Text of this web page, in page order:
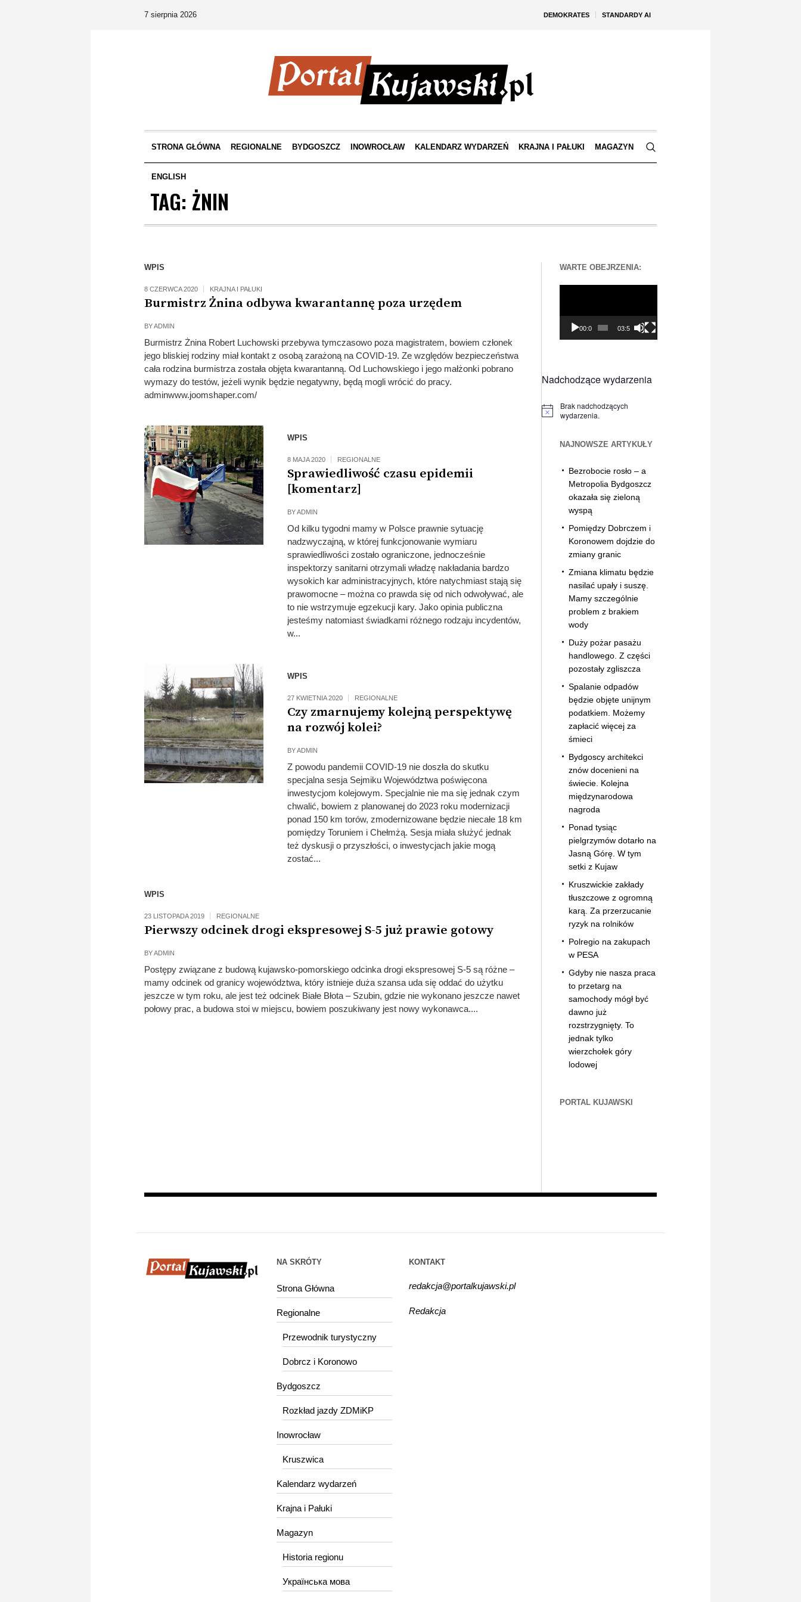
DEMOKRATES STANDARDY AI
7 sierpnia 2026
STRONA GŁÓWNA REGIONALNE BYDGOSZCZ INOWROCŁAW KALENDARZ WYDARZEŃ KRAJNA I PAŁUKI MAGAZYN
ENGLISH
TAG: ŻNIN
WPIS
8 CZERWCA 2020 KRAJNA I PAŁUKI
Burmistrz Żnina odbywa kwarantannę poza urzędem
BYADMIN
Burmistrz Żnina Robert Luchowski przebywa tymczasowo poza magistratem, bowiem członek
jego bliskiej rodziny miał kontakt z osobą zarażoną na COVID-19. Ze względów bezpieczeństwa
cała rodzina burmistrza została objęta kwarantanną. Od Luchowskiego i jego małżonki pobrano
wymazy do testów, jeżeli wynik będzie negatywny, będą mogli wrócić do pracy.
adminwww.joomshaper.com/
WPIS
8 MAJA 2020 REGIONALNE
Sprawiedliwość czasu epidemii
[komentarz]
BYADMIN
Od kilku tygodni mamy w Polsce prawnie sytuację
nadzwyczajną, w której funkcjonowanie wymiaru
sprawiedliwości zostało ograniczone, jednocześnie
inspektorzy sanitarni otrzymali władzę nakładania bardzo
wysokich kar administracyjnych, które natychmiast stają się
prawomocne – można co prawda się od nich odwoływać, ale
to nie wstrzymuje egzekucji kary. Jako opinia publiczna
jesteśmy natomiast świadkami różnego rodzaju incydentów,
w...
WPIS
27 KWIETNIA 2020 REGIONALNE
Czy zmarnujemy kolejną perspektywę
na rozwój kolei?
BYADMIN
Z powodu pandemii COVID-19 nie doszła do skutku
specjalna sesja Sejmiku Województwa poświęcona
inwestycjom kolejowym. Specjalnie nie ma się jednak czym
chwalić, bowiem z planowanej do 2023 roku modernizacji
ponad 150 km torów, zmodernizowane będzie niecałe 18 km
pomiędzy Toruniem i Chełmżą. Sesja miała służyć jednak
też dyskusji o przyszłości, o inwestycjach jakie mogą
zostać...
WPIS
23 LISTOPADA 2019 REGIONALNE
Pierwszy odcinek drogi ekspresowej S-5 już prawie gotowy
BYADMIN
Postępy związane z budową kujawsko-pomorskiego odcinka drogi ekspresowej S-5 są różne –
mamy odcinek od granicy województwa, który istnieje duża szansa uda się oddać do użytku
jeszcze w tym roku, ale jest też odcinek Białe Błota – Szubin, gdzie nie wykonano jeszcze nawet
połowy prac, a budowa stoi w miejscu, bowiem poszukiwany jest nowy wykonawca....
WARTE OBEJRZENIA:
00:00 03:56
Nadchodzące wydarzenia
Powiadomienie
Brak nadchodzących
wydarzenia.
NAJNOWSZE ARTYKUŁY
Bezrobocie rosło – a
Metropolia Bydgoszcz
okazała się zieloną
wyspą
Pomiędzy Dobrczem i
Koronowem dojdzie do
zmiany granic
Zmiana klimatu będzie
nasilać upały i suszę.
Mamy szczególnie
problem z brakiem
wody
Duży pożar pasażu
handlowego. Z części
pozostały zgliszcza
Spalanie odpadów
będzie objęte unijnym
podatkiem. Możemy
zapłacić więcej za
śmieci
Bydgoscy architekci
znów docenieni na
świecie. Kolejna
międzynarodowa
nagroda
Ponad tysiąc
pielgrzymów dotarło na
Jasną Górę. W tym
setki z Kujaw
Kruszwickie zakłady
tłuszczowe z ogromną
karą. Za przerzucanie
ryzyk na rolników
Polregio na zakupach
w PESA
Gdyby nie nasza praca
to przetarg na
samochody mógł być
dawno już
rozstrzygnięty. To
jednak tylko
wierzchołek góry
lodowej
PORTAL KUJAWSKI
NA SKRÓTY
Strona Główna
Regionalne
Przewodnik turystyczny
Dobrcz i Koronowo
Bydgoszcz
Rozkład jazdy ZDMiKP
Inowrocław
Kruszwica
Kalendarz wydarzeń
Krajna i Pałuki
Magazyn
Historia regionu
Українська мова
KONTAKT
redakcja@portalkujawski.pl
Redakcja